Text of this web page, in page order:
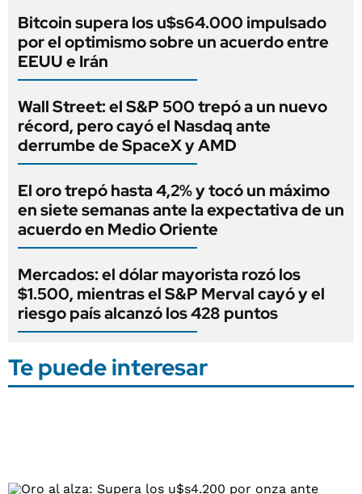
Bitcoin supera los u$s64.000 impulsado
por el optimismo sobre un acuerdo entre
EEUU e Irán
Wall Street: el S&P 500 trepó a un nuevo
récord, pero cayó el Nasdaq ante
derrumbe de SpaceX y AMD
El oro trepó hasta 4,2% y tocó un máximo
en siete semanas ante la expectativa de un
acuerdo en Medio Oriente
Mercados: el dólar mayorista rozó los
$1.500, mientras el S&P Merval cayó y el
riesgo país alcanzó los 428 puntos
Te puede interesar